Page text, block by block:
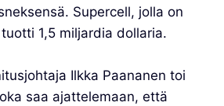
Supercell, jolla on
1,5 miljardia dollaria.
Ilkka Paananen toi
saa ajattelemaan, että